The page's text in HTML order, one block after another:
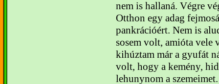
nem is hallaná. Végre
Otthon egy adag
pankrációért. Nem is
sosem volt, amióta vele
kihúztam már a gyufát
volt, hogy a kemény,
lehunynom a